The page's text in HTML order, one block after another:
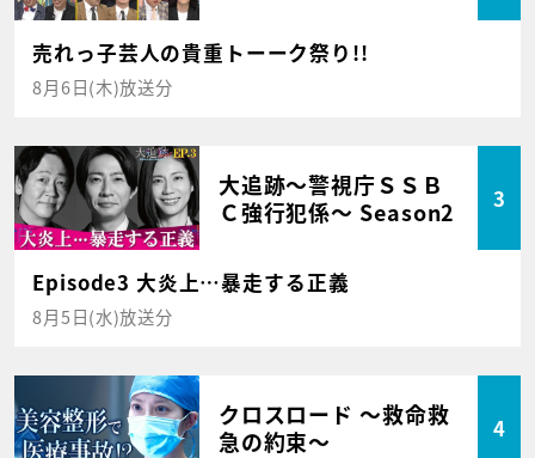
売れっ子芸人の貴重トーーク祭り!!
8月6日(木)放送分
大追跡～警視庁ＳＳＢ
Ｃ強行犯係～ Season2
3
Episode3 大炎上…暴走する正義
8月5日(水)放送分
クロスロード ～救命救
急の約束～
4